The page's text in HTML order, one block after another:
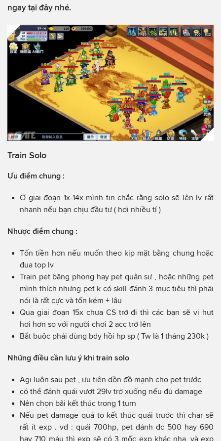
ngay tại đây nhé.
Train Solo
Ưu điểm chung :
Ở giai đoạn 1x-14x mình tin chắc rằng solo sẽ lên lv rất
nhanh nếu bạn chịu đầu tư ( hơi nhiều tí )
Nhược điểm chung :
Tốn tiền hơn nếu muốn theo kịp mặt bằng chung hoặc
đua top lv
Train pet băng phong hay pet quân sư , hoặc những pet
mình thích nhưng pet k có skill đánh 3 mục tiêu thì phải
nói là rất cực và tốn kém + lâu
Qua giai đoạn 15x chưa CS trở đi thì các bạn sẽ vị hụt
hơi hơn so với người chơi 2 acc trở lên
Bắt buộc phải dùng bdy hồi hp sp ( Tw là 1 tháng 230k )
Những điều cần lưu ý khi train solo
Agi luôn sau pet , ưu tiên dồn đồ mạnh cho pet trước
có thể đánh quái vượt 29lv trở xuống nếu đủ damage
Nên chọn bãi kết thúc trong 1 turn
Nếu pet damage quá to kết thúc quái trước thì char sẽ
rất ít exp . vd : quái 700hp, pet đánh đc 500 hay 690
hay 710 máu thì exp sẽ có 3 mốc exp khác nha ,và exp